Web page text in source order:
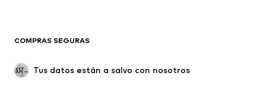
Tallas grandes
Reciclado
COMPRAS SEGURAS
Tus datos están a salvo con nosotros